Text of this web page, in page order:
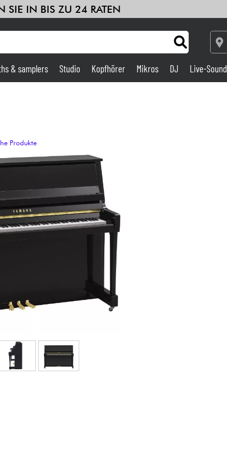
SIE IN BIS ZU 24 RATEN
Kinder
Bundle
Sehen Sie sich unsere Marken an
& samplers Studio Kopfhörer Mikros DJ Live-Sound
Produkte